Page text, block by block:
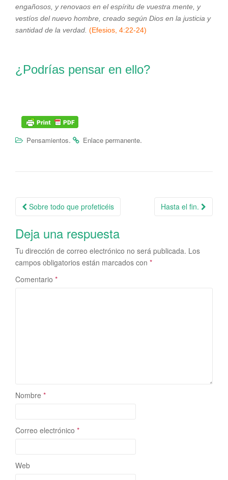
engañosos, y renovaos en el espíritu de vuestra mente, y
vestíos del nuevo hombre, creado según Dios en la justicia y
santidad de la verdad. (Efesios, 4:22-24)
¿Podrías pensar en ello?
Pensamientos. Enlace permanente.
Navegación de la entrada
Sobre todo que profeticéis Hasta el fin.
Deja una respuesta
Tu dirección de correo electrónico no será publicada. Los
campos obligatorios están marcados con *
Comentario *
Nombre *
Correo electrónico *
Web